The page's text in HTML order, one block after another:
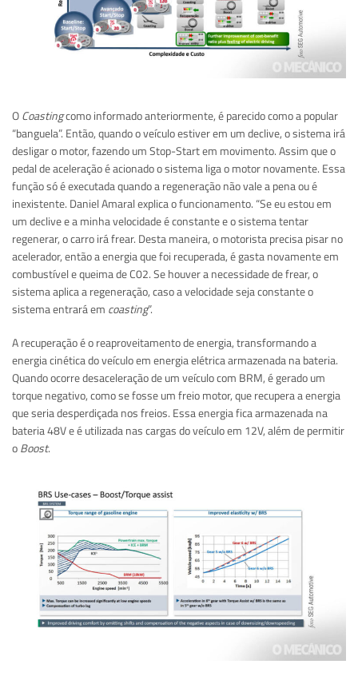
OCoastingcomo informado anteriormente, é parecido como a popular
“banguela”. Então, quando o veículo estiver em um declive, o sistema irá
desligar o motor, fazendo um Stop-Start em movimento. Assim que o
pedal de aceleração é acionado o sistema liga o motor novamente. Essa
função só é executada quando a regeneração não vale a pena ou é
inexistente. Daniel Amaral explica o funcionamento. “Se eu estou em
um declive e a minha velocidade é constante e o sistema tentar
regenerar, o carro irá frear. Desta maneira, o motorista precisa pisar no
acelerador, então a energia que foi recuperada, é gasta novamente em
combustível e queima de C02. Se houver a necessidade de frear, o
sistema aplica a regeneração, caso a velocidade seja constante o
sistema entrará em coasting”.
A recuperação é o reaproveitamento de energia, transformando a
energia cinética do veículo em energia elétrica armazenada na bateria.
Quando ocorre desaceleração de um veículo com BRM, é gerado um
torque negativo, como se fosse um freio motor, que recupera a energia
que seria desperdiçada nos freios. Essa energia fica armazenada na
bateria 48V e é utilizada nas cargas do veículo em 12V, além de permitir
oBoost.